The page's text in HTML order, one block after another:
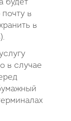
будет
в
в
в случае